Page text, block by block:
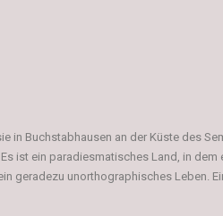
in Buchstabhausen an der Küste des
ist ein paradiesmatisches Land, in dem
geradezu unorthographisches Leben.